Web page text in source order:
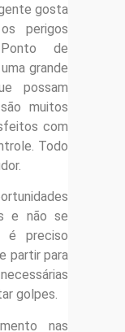
gosta
perigos
de
grande
possam
muitos
com
Todo
e não se
é preciso
partir para
golpes.
nas